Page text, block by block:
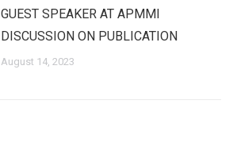
GUEST SPEAKER AT APMMI
DISCUSSION ON PUBLICATION
August 14, 2023